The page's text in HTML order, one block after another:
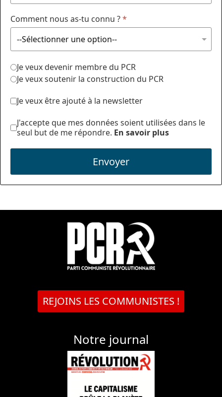
Comment nous as-tu connu ?*
Je veux devenir membre du PCR
Je veux soutenir la construction du PCR
Je veux être ajouté à la newsletter
J'accepte que mes données soient utilisées dans le
seul but de me répondre. En savoir plus
Envoyer
REJOINS LES COMMUNISTES !
Notre journal